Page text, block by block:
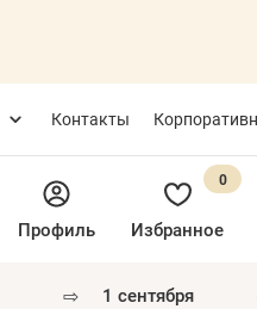
Контакты
Профиль Избранное
0
⇨ 1 сентября